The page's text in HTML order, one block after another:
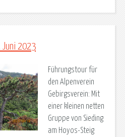
Juni 2023
Führungstour für
den Alpenverein
Gebirgsverein: Mit
einer kleinen netten
Gruppe von Sieding
am Hoyos-Steig